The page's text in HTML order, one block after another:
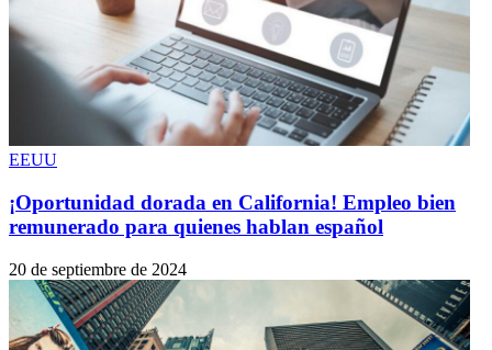
EEUU
¡Oportunidad dorada en California! Empleo bien
remunerado para quienes hablan español
20 de septiembre de 2024